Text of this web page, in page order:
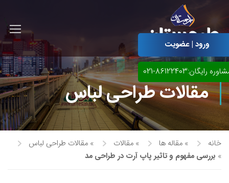
ورود | عضویت
رایگان:86122403-021
مقالات طراحی لباس
خانه » مقاله ها » مقالات » مقالات طراحی لباس
» بررسی مفهوم و تاثیر پاپ آرت در طراحی مد